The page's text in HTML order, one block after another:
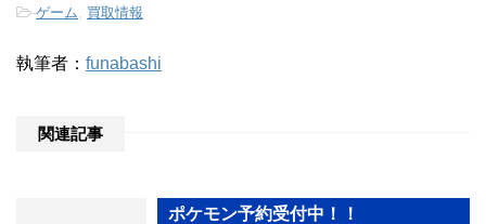
-ゲーム 買取情報
執筆者： funabashi
関連記事
ポケモン予約受付中！！